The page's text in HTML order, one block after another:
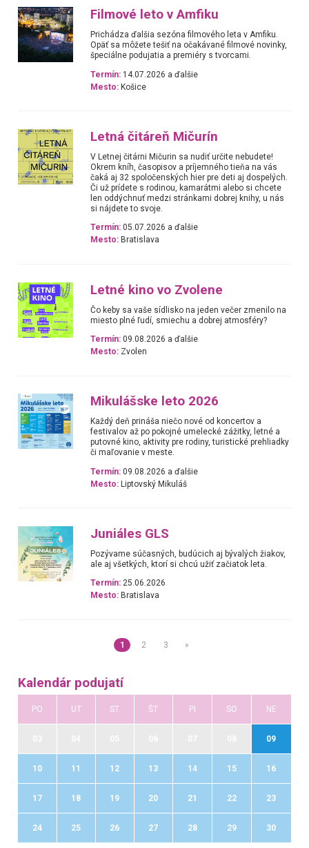
Filmové leto v Amfiku
Prichádza ďalšia sezóna filmového leta v Amfiku.
Opäť sa môžete tešiť na očakávané filmové novinky,
špeciálne podujatia a premiéry s tvorcami.
Termín: 14.07.2026 a ďalšie
Mesto: Košice
Letná čitáreň Mičurín
V Letnej čitárni Mičurin sa nudiť určite nebudete!
Okrem kníh, časopisov a príjemného tieňa na vás
čaká aj 32 spoločenských hier pre deti aj dospelých.
Či už prídete s rodinou, kamarátmi alebo si chcete
len oddýchnuť medzi stránkami dobrej knihy, u nás
si nájdete to svoje.
Termín: 05.07.2026 a ďalšie
Mesto: Bratislava
Letné kino vo Zvolene
Čo keby sa vaše sídlisko na jeden večer zmenilo na
miesto plné ľudí, smiechu a dobrej atmosféry?
Termín: 09.08.2026 a ďalšie
Mesto: Zvolen
Mikulášske leto 2026
Každý deň prináša niečo nové od koncertov a
festivalov až po pokojné umelecké zážitky, letné a
putovné kino, aktivity pre rodiny, turistické prehliadky
či maľovanie v meste.
Termín: 09.08.2026 a ďalšie
Mesto: Liptovský Mikuláš
Juniáles GLS
Pozývame súčasných, budúcich aj bývalých žiakov,
ale aj všetkých, ktorí si chcú užiť začiatok leta.
Termín: 25.06.2026
Mesto: Bratislava
1 2 3 »
Kalendár podujatí
PO UT ST ŠT PI SO NE
09
10 11 12 13 14 15 16
17 18 19 20 21 22 23
24 25 26 27 28 29 30